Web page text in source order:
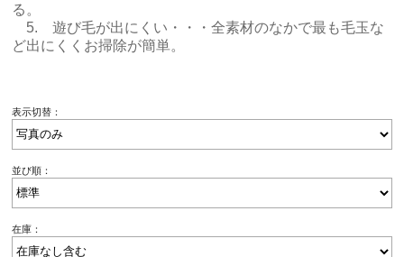
る。
5. 遊び毛が出にくい・・・全素材のなかで最も毛玉な
ど出にくくお掃除が簡単。
表示切替：
並び順：
在庫：